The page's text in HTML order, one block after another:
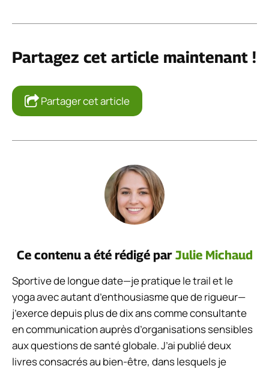
Partagez cet article maintenant !
Partager cet article
Ce contenu a été rédigé par Julie Michaud
Sportive de longue date—je pratique le trail et le
yoga avec autant d’enthousiasme que de rigueur—
j’exerce depuis plus de dix ans comme consultante
en communication auprès d’organisations sensibles
aux questions de santé globale. J’ai publié deux
livres consacrés au bien-être, dans lesquels je